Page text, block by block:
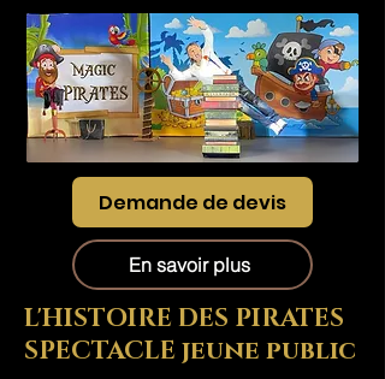
Demande de devis
En savoir plus
L'HISTOIRE DES PIRATES
SPECTACLE jeune public